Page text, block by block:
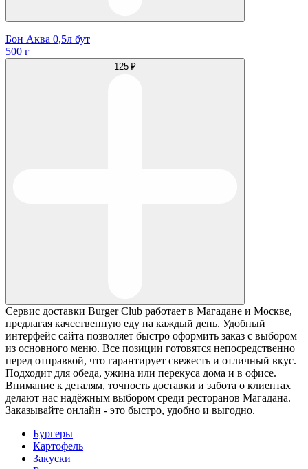
Бон Аква 0,5л бут
500 г
125 ₽
Сервис доставки Burger Club работает в Магадане и Москве,
предлагая качественную еду на каждый день. Удобный
интерфейс сайта позволяет быстро оформить заказ с выбором
из основного меню. Все позиции готовятся непосредственно
перед отправкой, что гарантирует свежесть и отличный вкус.
Подходит для обеда, ужина или перекуса дома и в офисе.
Внимание к деталям, точность доставки и забота о клиентах
делают нас надёжным выбором среди ресторанов Магадана.
Заказывайте онлайн - это быстро, удобно и выгодно.
Бургеры
Картофель
Закуски